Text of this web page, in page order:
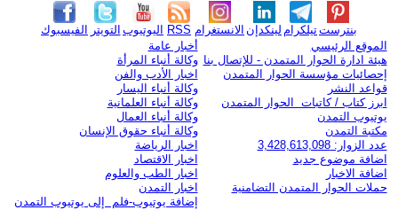
الفيسبوك التويتر اليوتيوب RSS الانستغرام لينكدإن تيلكرامبنترست
الموقع الرئيسي
هيئة ادارة الحوار المتمدن - للإتصال بنا
إحصائيات مؤسسة الحوار المتمدن
قواعد النشر
ابرز كتاب / كاتبات الحوار المتمدن
يوتيوب التمدن
مكتبة التمدن
عدد الزوار: 3,428,613,098
اضافة موضوع جديد
اضافة الاخبار
حملات الحوار المتمدن التضامنية
أخبار عامة
وكالة أنباء المرأة
اخبار الأدب والفن
وكالة أنباء اليسار
وكالة أنباء العلمانية
وكالة أنباء العمال
وكالة أنباء حقوق الإنسان
اخبار الرياضة
اخبار الاقتصاد
اخبار الطب والعلوم
اخبار التمدن
إضافة يوتيوب-فلم إلى يوتيوب التمدن